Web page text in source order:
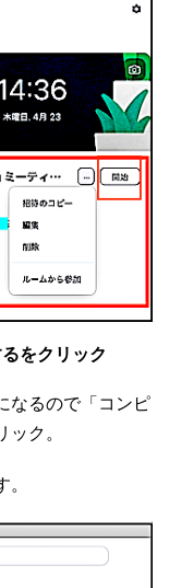
をクリック
なるので「コンピ
ク。